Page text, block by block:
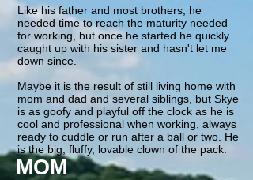
Like his father and most brothers, he
needed time to reach the maturity needed
for working, but once he started he quickly
caught up with his sister and hasn't let me
down since.
Maybe it is the result of still living home with
mom and dad and several siblings, but Skye
is as goofy and playful off the clock as he is
cool and professional when working, always
ready to cuddle or run after a ball or two. He
is the big, fluffy, lovable clown of the pack.
MOM